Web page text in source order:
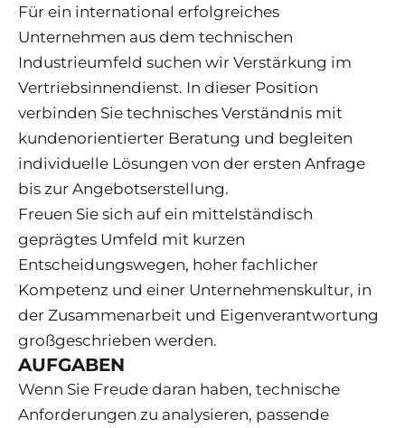
Für ein international erfolgreiches
Unternehmen aus dem technischen
Industrieumfeld suchen wir Verstärkung im
Vertriebsinnendienst. In dieser Position
verbinden Sie technisches Verständnis mit
kundenorientierter Beratung und begleiten
individuelle Lösungen von der ersten Anfrage
bis zur Angebotserstellung.
Freuen Sie sich auf ein mittelständisch
geprägtes Umfeld mit kurzen
Entscheidungswegen, hoher fachlicher
Kompetenz und einer Unternehmenskultur, in
der Zusammenarbeit und Eigenverantwortung
großgeschrieben werden.
AUFGABEN
Wenn Sie Freude daran haben, technische
Anforderungen zu analysieren, passende